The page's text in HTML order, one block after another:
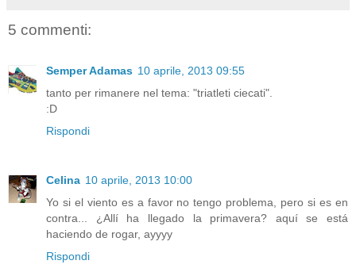
5 commenti:
Semper Adamas 10 aprile, 2013 09:55
tanto per rimanere nel tema: "triatleti ciecati".
:D
Rispondi
Celina 10 aprile, 2013 10:00
Yo si el viento es a favor no tengo problema, pero si es en
contra... ¿Allí ha llegado la primavera? aquí se está
haciendo de rogar, ayyyy
Rispondi